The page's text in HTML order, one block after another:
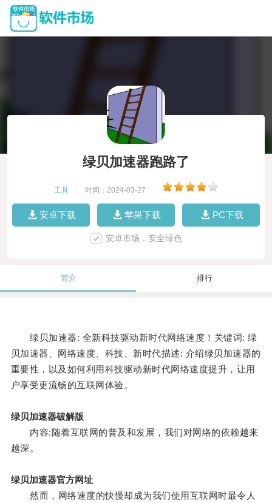
绿贝加速器跑路了
工具 时间：2024-03-27
安卓下载 苹果下载 PC下载
安卓市场，安全绿色
简介 排行
绿贝加速器: 全新科技驱动新时代网络速度！关键词: 绿
贝加速器、网络速度、科技、新时代描述: 介绍绿贝加速器的
重要性，以及如何利用科技驱动新时代网络速度提升，让用
户享受更流畅的互联网体验。
绿贝加速器破解版
内容:随着互联网的普及和发展，我们对网络的依赖越来
越深。
绿贝加速器官方网址
然而，网络速度的快慢却成为我们使用互联网时最令人